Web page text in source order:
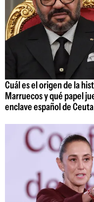
Cuál es el origen de la
Marruecos y qué papel
enclave español de Ceuta